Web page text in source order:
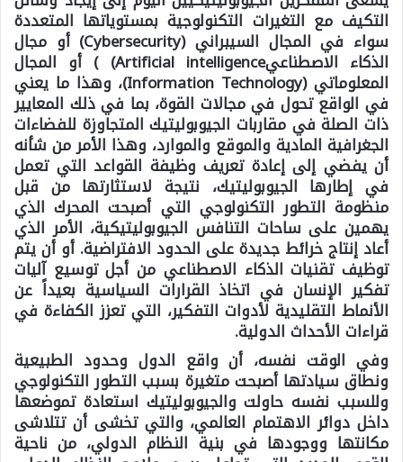
التكيف مع التغيرات التكنولوجية بمستوياتها المتعددة
سواء في المجال السيبراني (Cybersecurity) أو مجال
الذكاء الاصطناعيArtificial intelligence) ) أو المجال
المعلوماتي (Information Technology)، وهذا ما يعني
في الواقع تحول في مجالات القوة، بما في ذلك المعايير
ذات الصلة في مقاربات الجيوبوليتيك المتجاوزة للفضاءات
الجغرافية المادية والموقع والموارد، وهذا الأمر من شأنه
أن يفضي إلى إعادة تعريف وظيفة القواعد التي تعمل
في إطارها الجيوبوليتيك، نتيجة لاستثارتها من قبل
منظومة التطور التكنولوجي التي أصبحت المحرك الذي
يهمين على ساحات التنافس الجيوبوليتيكية، الأمر الذي
أعاد إنتاج خرائط جديدة على الحدود الافتراضية. أو أن يتم
توظيف تقنيات الذكاء الاصطناعي من أجل توسيع آليات
تفكير الإنسان في اتخاذ القرارات السياسية بعيداً عن
الأنماط التقليدية لأدوات التفكير، التي تعزز الكفاءة في
قراءات الأحداث الدولية.
وفي الوقت نفسه، أن واقع الدول وحدود الطبيعية
ونطاق سيادتها أصبحت متغيرة بسبب التطور التكنولوجي
وللسبب نفسه حاولت والجيوبوليتيك استعادة تموضعها
داخل دوائر الاهتمام العالمي، والتي تخشى أن تتلاشى
مكانتها ووجودها في بنية النظام الدولي، من ناحية